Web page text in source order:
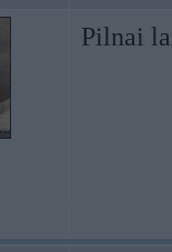
Pilnai